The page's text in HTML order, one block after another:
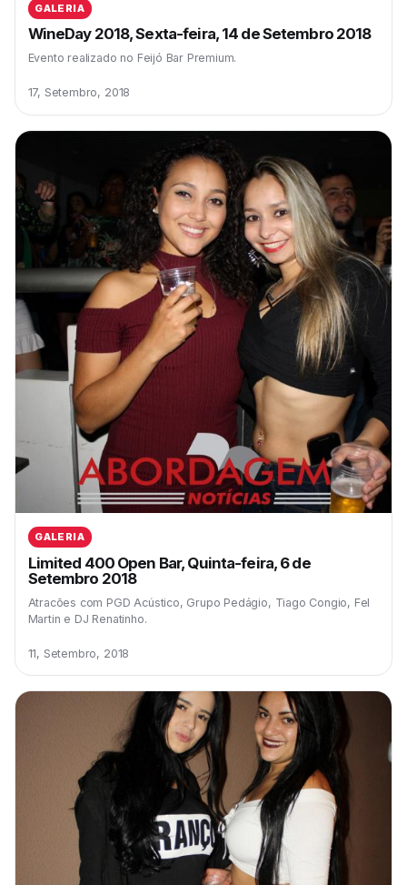
GALERIA
WineDay 2018, Sexta-feira, 14 de Setembro 2018
Evento realizado no Feijó Bar Premium.
17, Setembro, 2018
GALERIA
Limited 400 Open Bar, Quinta-feira, 6 de
Setembro 2018
Atracões com PGD Acústico, Grupo Pedágio, Tiago Congio, Fel
Martin e DJ Renatinho.
11, Setembro, 2018